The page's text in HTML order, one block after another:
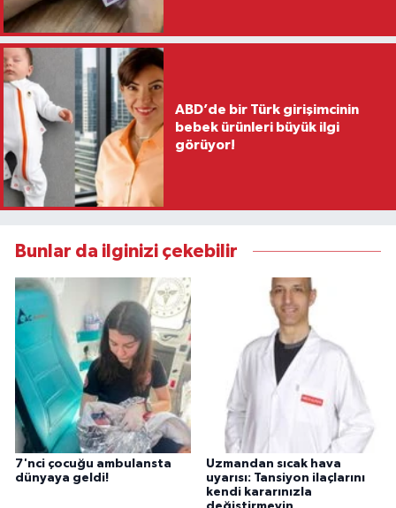
ABD’de bir Türk girişimcinin
bebek ürünleri büyük ilgi
görüyor!
Bunlar da ilginizi çekebilir
7'nci çocuğu ambulansta
dünyaya geldi!
Uzmandan sıcak hava
uyarısı: Tansiyon ilaçlarını
kendi kararınızla